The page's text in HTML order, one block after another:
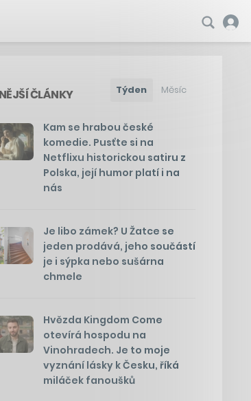
ČLÁNKY Týden Měsíc
Kam se hrabou české
komedie. Pusťte si na
Netflixu historickou satiru z
Polska, její humor platí i na
nás
Je libo zámek? U Žatce se
jeden prodává, jeho součástí
je i sýpka nebo sušárna
chmele
Hvězda Kingdom Come
otevírá hospodu na
Vinohradech. Je to moje
vyznání lásky k Česku, říká
miláček fanoušků